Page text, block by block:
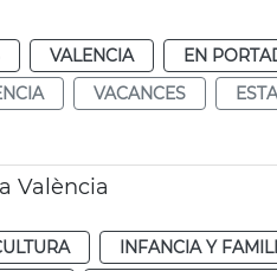
VALENCIA EN
VACANCES
València
INFANCIA Y